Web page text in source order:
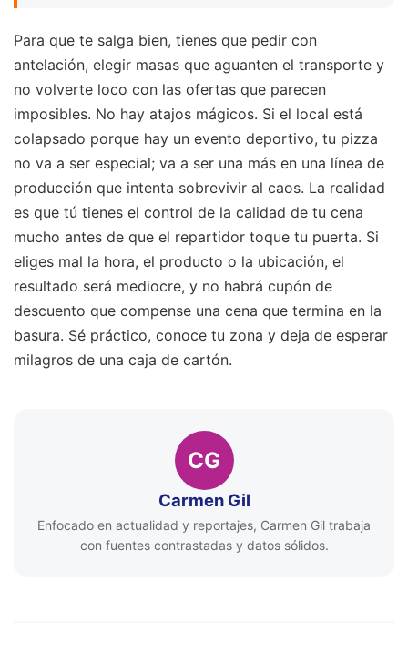
Para que te salga bien, tienes que pedir con
antelación, elegir masas que aguanten el transporte y
no volverte loco con las ofertas que parecen
imposibles. No hay atajos mágicos. Si el local está
colapsado porque hay un evento deportivo, tu pizza
no va a ser especial; va a ser una más en una línea de
producción que intenta sobrevivir al caos. La realidad
es que tú tienes el control de la calidad de tu cena
mucho antes de que el repartidor toque tu puerta. Si
eliges mal la hora, el producto o la ubicación, el
resultado será mediocre, y no habrá cupón de
descuento que compense una cena que termina en la
basura. Sé práctico, conoce tu zona y deja de esperar
milagros de una caja de cartón.
CG
Carmen Gil
Enfocado en actualidad y reportajes, Carmen Gil trabaja
con fuentes contrastadas y datos sólidos.